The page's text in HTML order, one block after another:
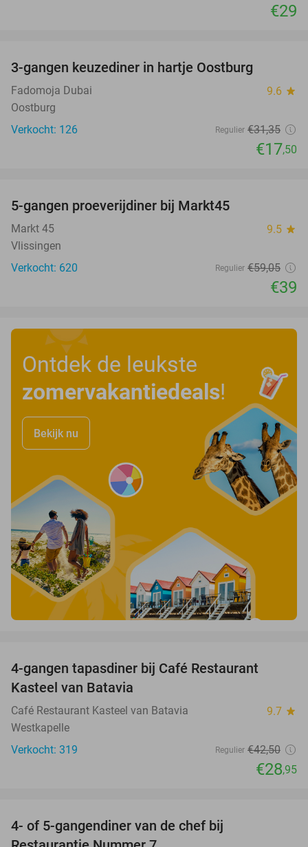
€29
3-gangen keuzediner in hartje Oostburg
Fadomoja Dubai 9.6 star
Oostburg
Verkocht: 126
Regulier €31,35
€17,50
5-gangen proeverijdiner bij Markt45
Markt 45 9.5 star
Vlissingen
Verkocht: 620
Regulier €59,05
€39
Ontdek de leukste
zomervakantiedeals!
Bekijk nu
4-gangen tapasdiner bij Café Restaurant
Kasteel van Batavia
Café Restaurant Kasteel van Batavia 9.7 star
Westkapelle
Verkocht: 319
Regulier €42,50
€28,95
4- of 5-gangendiner van de chef bij